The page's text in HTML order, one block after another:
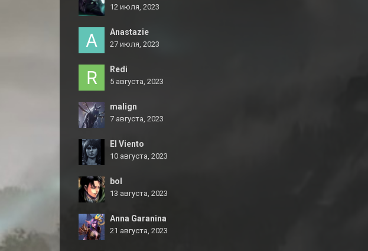
12 июля, 2023
Anastazie
27 июля, 2023
Redi
5 августа, 2023
malign
7 августа, 2023
El Viento
10 августа, 2023
bol
13 августа, 2023
Anna Garanina
21 августа, 2023